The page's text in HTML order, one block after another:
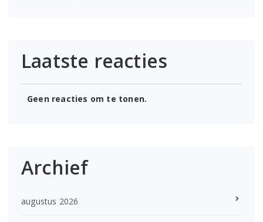
Laatste reacties
Geen reacties om te tonen.
Archief
augustus 2026